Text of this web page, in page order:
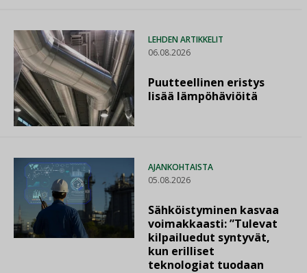
LEHDEN ARTIKKELIT
06.08.2026
Puutteellinen eristys
lisää lämpöhäviöitä
AJANKOHTAISTA
05.08.2026
Sähköistyminen kasvaa
voimakkaasti: ”Tulevat
kilpailuedut syntyvät,
kun erilliset
teknologiat tuodaan